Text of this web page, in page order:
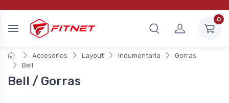
0
Accesorios Layout Indumentaria
Gorras
Bell
Bell / Gorras